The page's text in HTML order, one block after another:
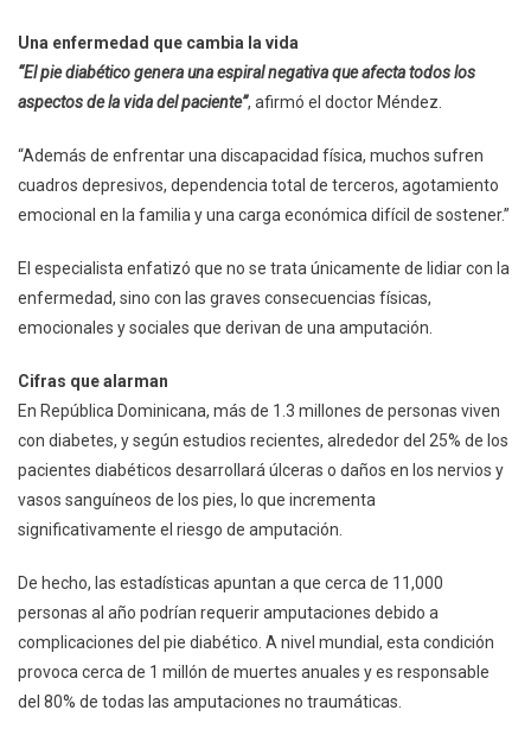
Una enfermedad que cambia la vida
“El pie diabético genera una espiral negativa que afecta todos los
aspectos de la vida del paciente”, afirmó el doctor Méndez.
“Además de enfrentar una discapacidad física, muchos sufren
cuadros depresivos, dependencia total de terceros, agotamiento
emocional en la familia y una carga económica difícil de sostener.”
El especialista enfatizó que no se trata únicamente de lidiar con la
enfermedad, sino con las graves consecuencias físicas,
emocionales y sociales que derivan de una amputación.
Cifras que alarman
En República Dominicana, más de 1.3 millones de personas viven
con diabetes, y según estudios recientes, alrededor del 25% de los
pacientes diabéticos desarrollará úlceras o daños en los nervios y
vasos sanguíneos de los pies, lo que incrementa
significativamente el riesgo de amputación.
De hecho, las estadísticas apuntan a que cerca de 11,000
personas al año podrían requerir amputaciones debido a
complicaciones del pie diabético. A nivel mundial, esta condición
provoca cerca de 1 millón de muertes anuales y es responsable
del 80% de todas las amputaciones no traumáticas.